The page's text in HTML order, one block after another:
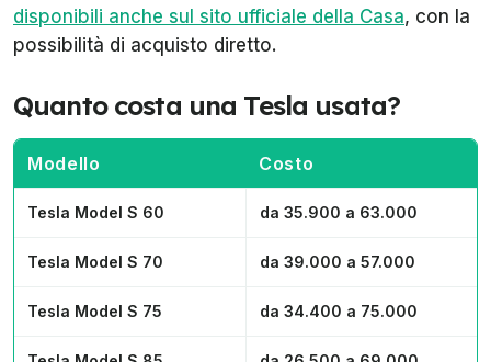
disponibili anche sul sito ufficiale della Casa, con la
possibilità di acquisto diretto.
Quanto costa una Tesla usata?
Modello Costo
Tesla Model S 60 da 35.900 a 63.000
Tesla Model S 70 da 39.000 a 57.000
Tesla Model S 75 da 34.400 a 75.000